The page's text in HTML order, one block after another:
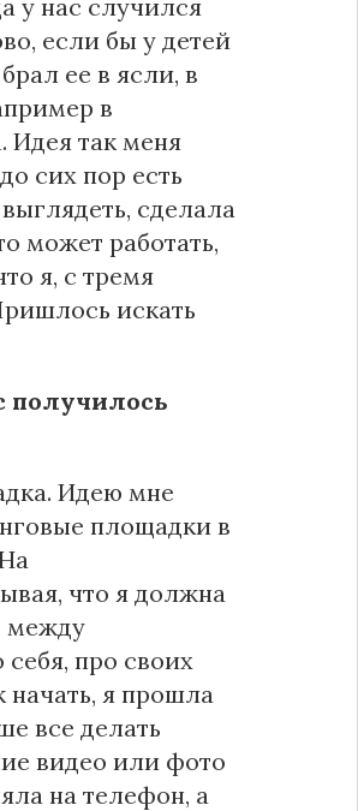
у нас случился
если бы у детей
ее в ясли, в
в
Идея так меня
сих пор есть
сделала
может работать,
я, с тремя
искать
получилось
Идею мне
площадки в
что я должна
между
про своих
начать, я прошла
все делать
видео или фото
на телефон, а